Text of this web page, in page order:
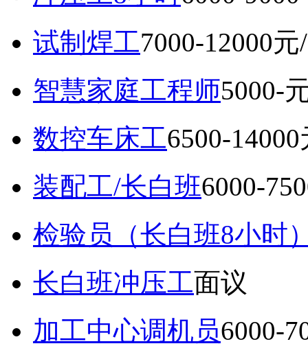
试制焊工7000-12000元
智慧家庭工程师5000-
数控车床工6500-
装配工/长白班6000-
检验员（长白班8小时
长白班冲压工面议
加工中心调机员6000-